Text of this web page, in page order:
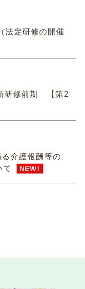
法定研修の開催
研修前期 【第2
介護報酬等の
て
NEW!